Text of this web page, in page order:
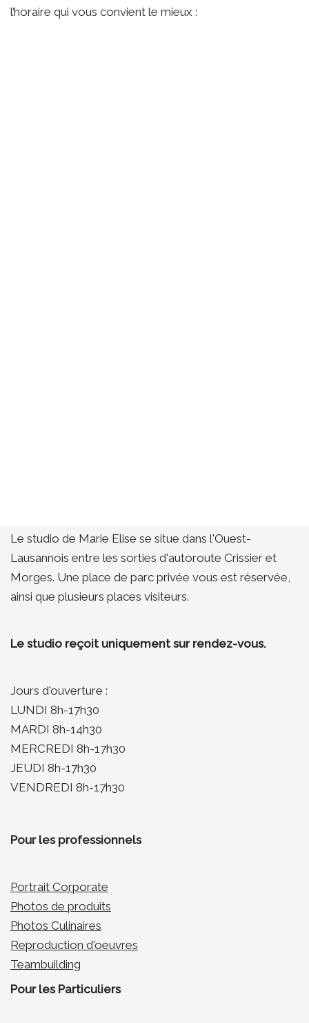
l’horaire qui vous convient le mieux :
Le studio de Marie Elise se situe dans l'Ouest-
Lausannois entre les sorties d'autoroute Crissier et
Morges. Une place de parc privée vous est réservée,
ainsi que plusieurs places visiteurs.
Le studio reçoit uniquement sur rendez-vous.
Jours d'ouverture :
LUNDI 8h-17h30
MARDI 8h-14h30
MERCREDI 8h-17h30
JEUDI 8h-17h30
VENDREDI 8h-17h30
Pour les professionnels
Portrait Corporate
Photos de produits
Photos Culinaires
Reproduction d'oeuvres
Teambuilding
Pour les Particuliers